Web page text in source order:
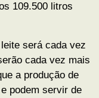
109.500 litros
será cada vez
cada vez mais
a produção de
podem servir de